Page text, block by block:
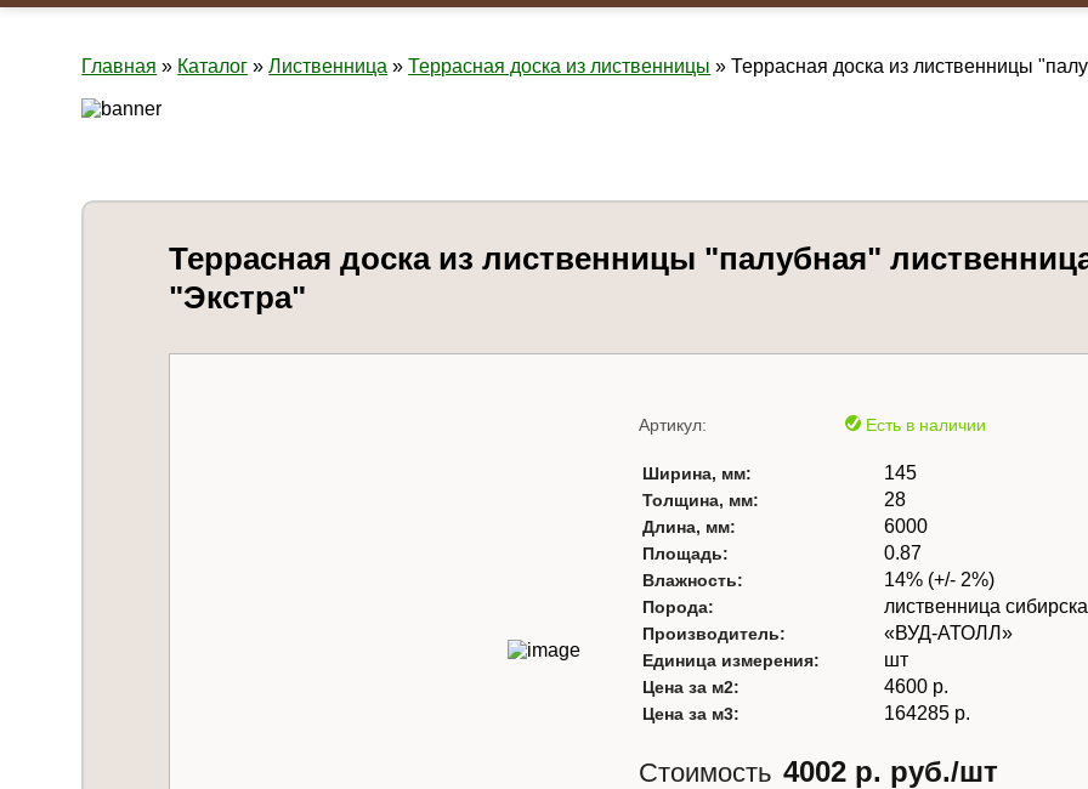
Главная » Каталог »Лиственница »Террасная доска из лиственницы »Террасная доска из лиственницы
Террасная доска из лиственницы "палубная"
"Экстра"
Артикул: Есть в наличии
Ширина, мм: 145
Толщина, мм: 28
Длина, мм: 6000
Площадь: 0.87
Влажность: 14% (+/- 2%)
Порода: лиственница
Производитель: «ВУД-АТОЛЛ»
Единица измерения: шт
Цена за м2: 4600 р.
Цена за м3: 164285 р.
Стоимость 4002 р. руб./шт